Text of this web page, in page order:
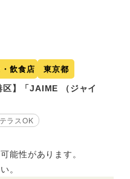
飲食店 東京都
区】「JAIME （ジャイ
テラスOK
能性があります。
。